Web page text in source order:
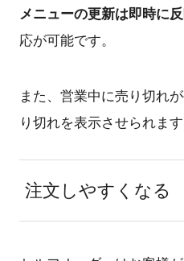
メニューの更新は即時に
応が可能です。
また、営業中に売り切れ
り切れを表示させられます
注文しやすくなる